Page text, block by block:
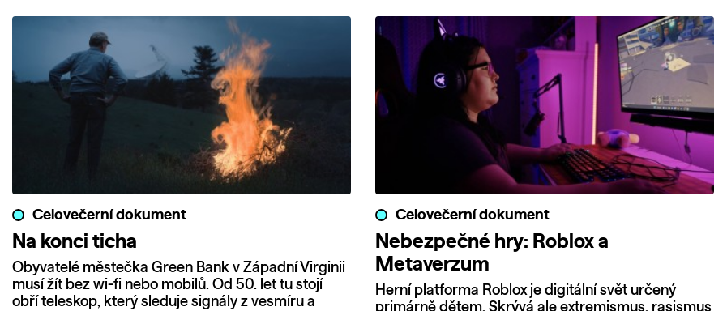
Celovečerní dokument
Na konci ticha
Obyvatelé městečka Green Bank v Západní Virginii
musí žít bez wi-fi nebo mobilů. Od 50. let tu stojí
obří teleskop, který sleduje signály z vesmíru a
Celovečerní dokument
Nebezpečné hry: Roblox a
Metaverzum
Herní platforma Roblox je digitální svět určený
primárně dětem. Skrývá ale extremismus, rasismus